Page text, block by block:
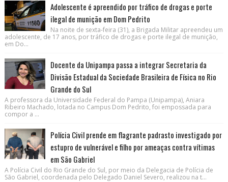
Adolescente é apreendido por tráfico de drogas e porte
ilegal de munição em Dom Pedrito
Na noite de sexta-feira (31), a Brigada Militar apreendeu um
adolescente, de 17 anos, por tráfico de drogas e porte ilegal de munição,
em Do...
Docente da Unipampa passa a integrar Secretaria da
Divisão Estadual da Sociedade Brasileira de Física no Rio
Grande do Sul
A professora da Universidade Federal do Pampa (Unipampa), Aniara
Ribeiro Machado, lotada no Campus Dom Pedrito, foi empossada para
compor a ...
Polícia Civil prende em flagrante padrasto investigado por
estupro de vulnerável e filho por ameaças contra vítimas
em São Gabriel
A Polícia Civil do Rio Grande do Sul, por meio da Delegacia de Polícia de
São Gabriel, coordenada pelo Delegado Daniel Severo, realizou na t...